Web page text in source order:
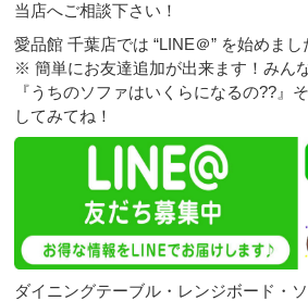
当店へご相談下さい！
愛品館 千葉店では “LINE＠” を始めまし
※ 簡単にお友達追加が出来ます！みん
『うちのソファはいくらになるの??』
してみてね！
ダイニングテーブル・レンジボード・